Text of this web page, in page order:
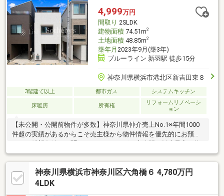
見学のご希望、資料請求、ご質問などなど、お気軽にまずはお問
い合わせください♪【 フリーダイヤル： 0120-821-930 】
4,999万円
間取り 2SLDK
建物面積74.51m2
土地面積48.85m2
築年月 2023年9月(築3年)
ブルーライン 新羽駅 徒歩15分
神奈川県横浜市港北区新吉田東８
3階建て以上 都市ガス システムキッチン
床暖房 所有権
リフォームリノベーシ
ョン
【未公開・公開前物件が多数】神奈川県仲介売上No.1※年間1000
件超の実績があるからこそ売主様から物件情報を優先的にお預か
り。ご希望条件をお聞かせいただければ、未公開や販売予定の物
件もいち早くご紹介します。【サザビーズブランド】世界80以上
の国と地域で展開する高級不動産ブランド「サザビーズ インター
ナショナル リアルティ」の一員として確かな信頼でお住まい探し
をサポート。【List365・充実のアフターサービス】お引渡し後
神奈川県横浜市神奈川区六角橋６ 4,780万円
4LDK